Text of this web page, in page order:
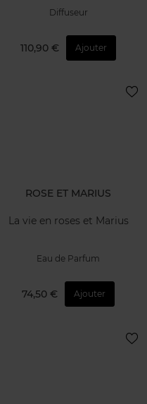
Diffuseur
110,90 € Ajouter
ROSE ET MARIUS
La vie en roses et Marius
Eau de Parfum
74,50 € Ajouter